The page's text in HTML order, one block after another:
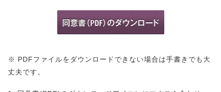
※ PDFファイルをダウンロードできない場合は手書きでも大
丈夫です。